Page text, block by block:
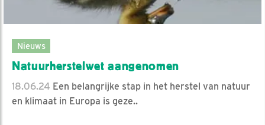
Nieuws
Natuurherstelwet aangenomen
18.06.24 Een belangrijke stap in het herstel van natuur
en klimaat in Europa is geze..